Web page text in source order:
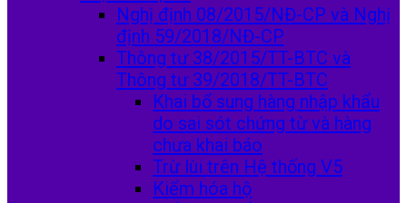
Nghị định 08/2015/NĐ-CP và Nghị
định 59/2018/NĐ-CP
Thông tư 38/2015/TT-BTC và
Thông tư 39/2018/TT-BTC
Khai bổ sung hàng nhập khẩu
do sai sót chứng từ và hàng
chưa khai báo
Trừ lùi trên Hệ thống V5
Kiểm hóa hộ